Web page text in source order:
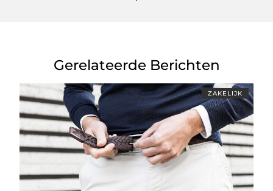
Gerelateerde Berichten
ZAKELIJK